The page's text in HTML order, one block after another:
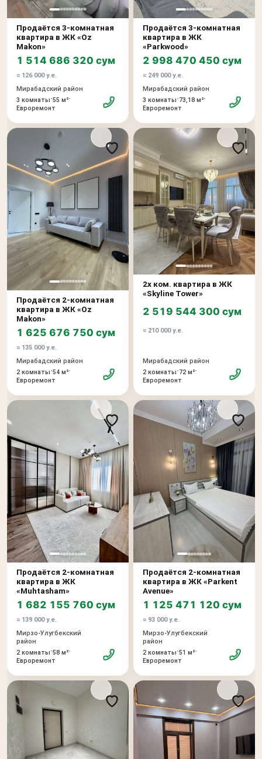
Продаётся 3-комнатная
квартира в ЖК «Oz
Makon»
1 514 686 320 сум
≈ 126 000 у.е.
Мирабадский район
3 комнаты•55 м²•
Евроремонт
Продаётся 3-комнатная
квартира в ЖК
«Parkwood»
2 998 470 450 сум
≈ 249 000 у.е.
Мирабадский район
3 комнаты•73,18 м²•
Евроремонт
Продаётся 2-комнатная
квартира в ЖК «Oz
Makon»
1 625 676 750 сум
≈ 135 000 у.е.
Мирабадский район
2 комнаты•54 м²•
Евроремонт
2х ком. квартира в ЖК
«Skyline Tower»
2 519 544 300 сум
≈ 210 000 у.е.
Мирабадский район
2 комнаты•72 м²•
Евроремонт
Продаётся 2-комнатная
квартира в ЖК
«Muhtasham»
1 682 155 760 сум
≈ 139 000 у.е.
Мирзо-Улугбекский
район
2 комнаты•58 м²•
Евроремонт
Продаётся 2-комнатная
квартира в ЖК «Parkent
Avenue»
1 125 471 120 сум
≈ 93 000 у.е.
Мирзо-Улугбекский
район
2 комнаты•51 м²•
Евроремонт